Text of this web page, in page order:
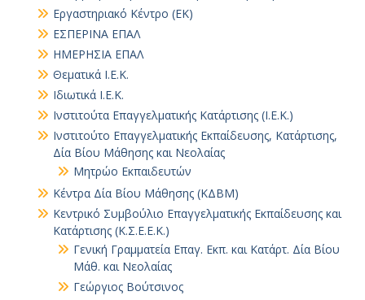
Εργαστηριακό Κέντρο (ΕΚ)
ΕΣΠΕΡΙΝΑ ΕΠΑΛ
ΗΜΕΡΗΣΙΑ ΕΠΑΛ
Θεματικά Ι.Ε.Κ.
Ιδιωτικά Ι.Ε.Κ.
Ινστιτούτα Επαγγελματικής Κατάρτισης (Ι.Ε.Κ.)
Ινστιτούτο Επαγγελματικής Εκπαίδευσης, Κατάρτισης,
Δία Βίου Μάθησης και Νεολαίας
Μητρώο Εκπαιδευτών
Κέντρα Δία Βίου Μάθησης (ΚΔΒΜ)
Κεντρικό Συμβούλιο Επαγγελματικής Εκπαίδευσης και
Κατάρτισης (Κ.Σ.Ε.Ε.Κ.)
Γενική Γραμματεία Επαγ. Εκπ. και Κατάρτ. Δία Βίου
Μάθ. και Νεολαίας
Γεώργιος Βούτσινος